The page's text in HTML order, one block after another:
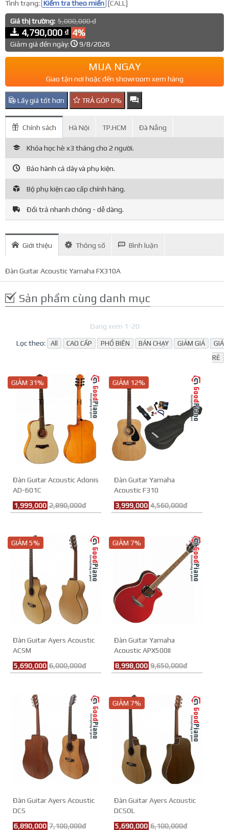
Tình trạng: Kiểm tra theo miền [CALL]
Giá thị trường: 5,000,000 đ
4,790,000 ₫ 4%
Giảm giá đến ngày: 9/8/2026
MUA NGAY
Giao tận nơi hoặc đến showroom xem hàng
Lấy giá tốt hơn TRẢ GÓP 0%
Chính sách Hà Nội TP.HCM Đà Nẵng
Khóa học hè x3 tháng cho 2 người.
Bảo hành cả dây và phụ kiện.
Bộ phụ kiện cao cấp chính hãng.
Đổi trả nhanh chóng - dễ dàng.
Giới thiệu Thông số Bình luận
Đàn Guitar Acoustic Yamaha FX310A
Sản phẩm cùng danh mục
Đang xem 1-20
Lọc theo: All CAO CẤP PHỔ BIẾN BÁN CHẠY GIẢM GIÁ
GIÁ
RẺ
GIẢM 31%
Đàn Guitar Acoustic Adonis
AD-601C
1,999,000 2,890,000đ
GIẢM 12%
Đàn Guitar Yamaha
Acoustic F310
3,999,000 4,560,000đ
GIẢM 5%
Đàn Guitar Ayers Acoustic
ACSM
5,690,000 6,000,000đ
GIẢM 7%
Đàn Guitar Yamaha
Acoustic APX500II
8,998,000 9,650,000đ
Đàn Guitar Ayers Acoustic
DCS
6,890,000 7,100,000đ
GIẢM 7%
Đàn Guitar Ayers Acoustic
DCSOL
5,690,000 6,100,000đ